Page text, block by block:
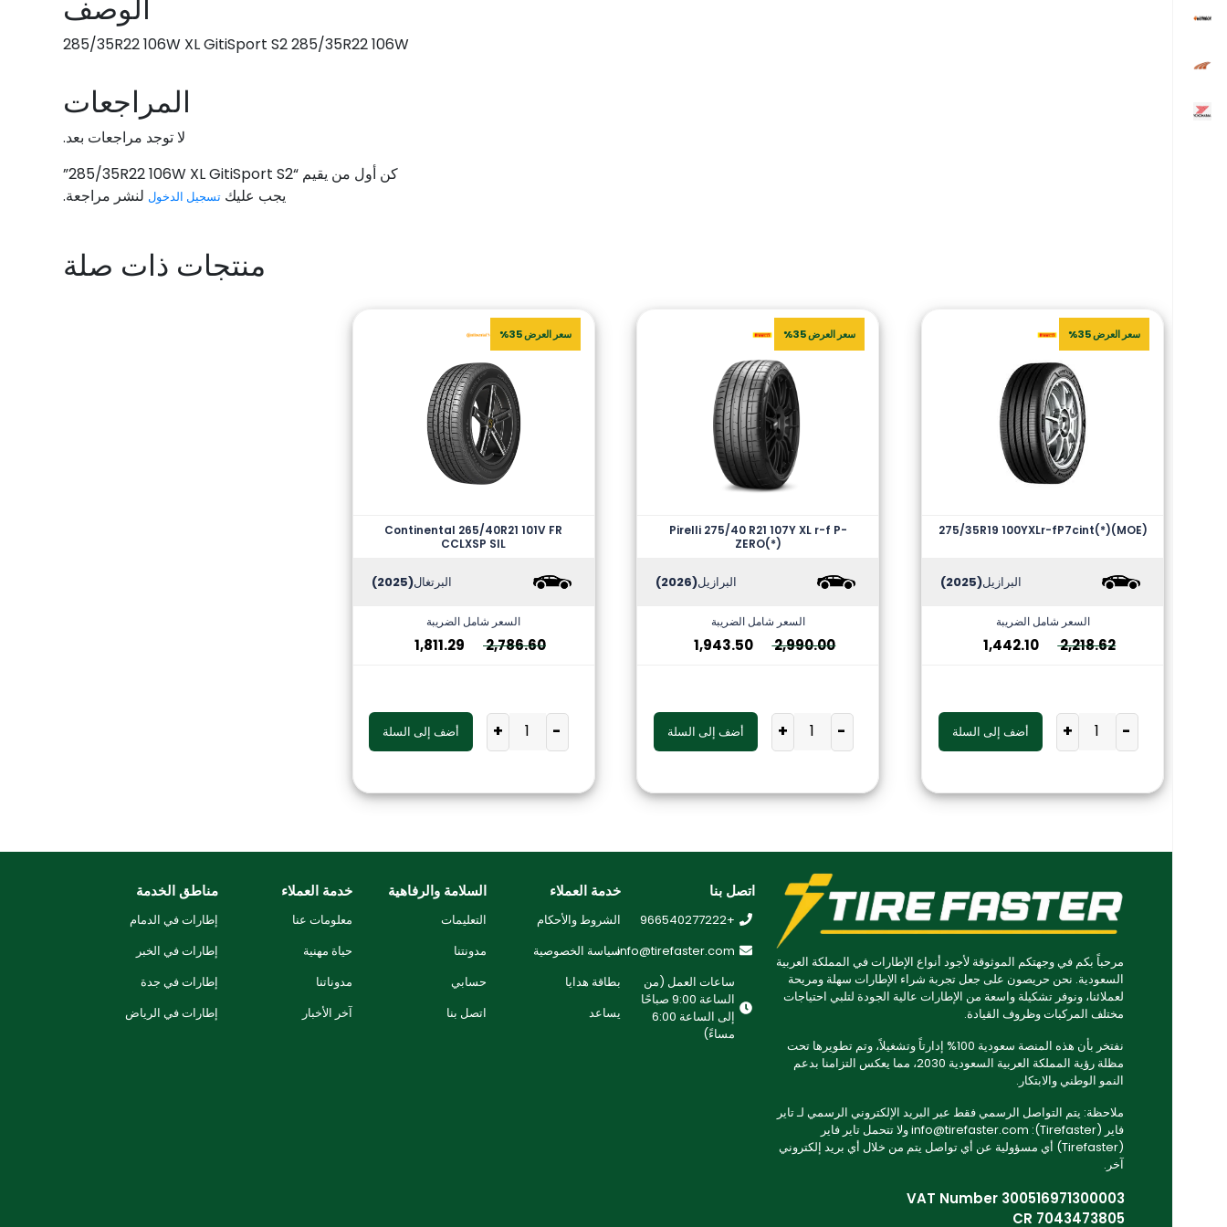
الوصف
285/35R22 106W XL GitiSport S2 285/35R22 106W
المراجعات
لا توجد مراجعات بعد.
كن أول من يقيم “285/35R22 106W XL GitiSport S2”
يجب عليكتسجيل الدخول لنشر مراجعة.
منتجات ذات صلة
سعر العرض 35%
275/35R19 100YXLr-fP7cint(*)(MOE)
البرازيل(2025)
السعر شامل الضريبة
2,218.62
1,442.10
-
+ أضف إلى السلة
سعر العرض 35%
Pirelli 275/40 R21 107Y XL r-f P-
ZERO(*)
البرازيل(2026)
السعر شامل الضريبة
2,990.00
1,943.50
-
+ أضف إلى السلة
سعر العرض 35%
Continental 265/40R21 101V FR
CCLXSP SIL
البرتغال(2025)
السعر شامل الضريبة
2,786.60
1,811.29
-
+ أضف إلى السلة
مرحباً بكم في وجهتكم الموثوقة لأجود أنواع الإطارات في المملكة العربية
السعودية. نحن حريصون على جعل تجربة شراء الإطارات سهلة ومريحة
لعملائنا، ونوفر تشكيلة واسعة من الإطارات عالية الجودة لتلبي احتياجات
مختلف المركبات وظروف القيادة.
نفتخر بأن هذه المنصة سعودية 100% إدارتاً وتشغيلاً، وتم تطويرها تحت
مظلة رؤية المملكة العربية السعودية 2030، مما يعكس التزامنا بدعم
النمو الوطني والابتكار.
ملاحظة: يتم التواصل الرسمي فقط عبر البريد الإلكتروني الرسمي لـ تاير
فاير (Tirefaster): info@tirefaster.com ولا تتحمل تاير فاير
(Tirefaster) أي مسؤولية عن أي تواصل يتم من خلال أي بريد إلكتروني
آخر.
VAT Number 300516971300003
CR 7043473805
اتصل بنا
+966540277222
info@tirefaster.com
ساعات العمل (من
الساعة 9:00 صباحًا
إلى الساعة 6:00
مساءً)
خدمة العملاء
الشروط والأحكام
سياسة الخصوصية
بطاقة هدايا
يساعد
السلامة والرفاهية
التعليمات
مدونتنا
حسابي
اتصل بنا
خدمة العملاء
معلومات عنا
حياة مهنية
مدوناتنا
آخر الأخبار
مناطق الخدمة
إطارات في الدمام
إطارات في الخبر
إطارات في جدة
إطارات في الرياض